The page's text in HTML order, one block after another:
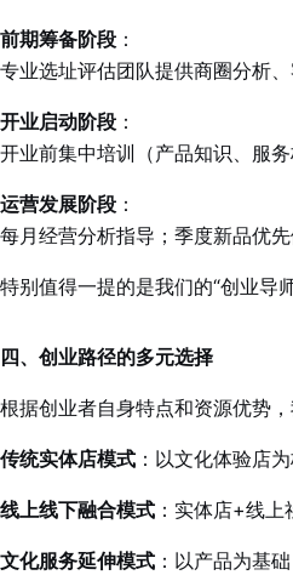
前期筹备阶段 ：
专业选址评估团队提供商圈分析
开业启动阶段 ：
开业前集中培训（产品知识、服
运营发展阶段 ：
每月经营分析指导；季度新品优
特别值得一提的是我们的“创业导
四、创业路径的多元选择
根据创业者自身特点和资源优势
传统实体店模式 ：以文化体验店
线上线下融合模式 ：实体店+线
文化服务延伸模式 ：以产品为基